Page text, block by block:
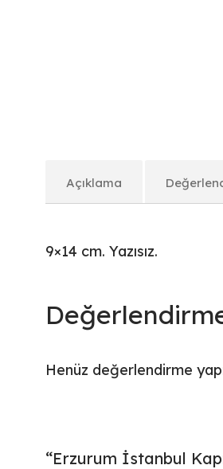
Açıklama
9×14 cm. Yazısız.
Henüz değerlendirme
“Erzurum İstanbul